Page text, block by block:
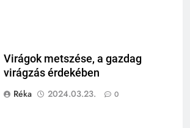
Virágok metszése, a gazdag
virágzás érdekében
Réka
2024.03.23. 0